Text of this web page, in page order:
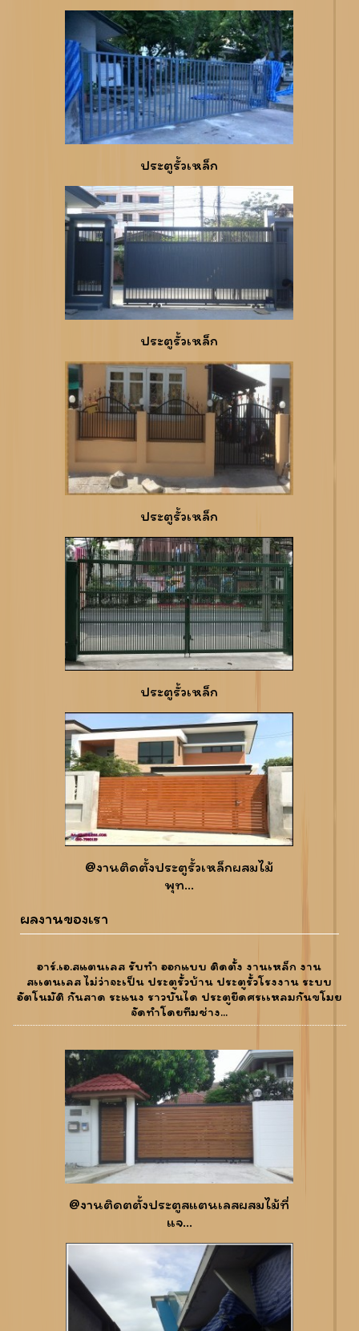
ประตูรั้วเหล็ก
ประตูรั้วเหล็ก
ประตูรั้วเหล็ก
ประตูรั้วเหล็ก
@งานติดตั้งประตูรั้วเหล็กผสมไม้
พุท...
ผลงานของเรา
อาร์.เอ.สแตนเลส รับทำ ออกแบบ ติดตั้ง งานเหล็ก งาน
สเเตนเลส ไม่ว่าจะเป็น ประตูรั้วบ้าน ประตูรั้วโรงงาน ระบบ
อัตโนมัติ กันสาด ระแนง ราวบันได ประตูยืดศรเเหลมกันขโมย
จัดทำโดยทีมช่าง...
@งานติดตตั้งประตูสแตนเลสผสมไม้ที่
แจ...